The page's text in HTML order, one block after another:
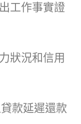
工作事實證
狀況和信用
款延遲還款